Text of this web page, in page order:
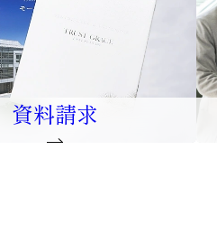
資料請求